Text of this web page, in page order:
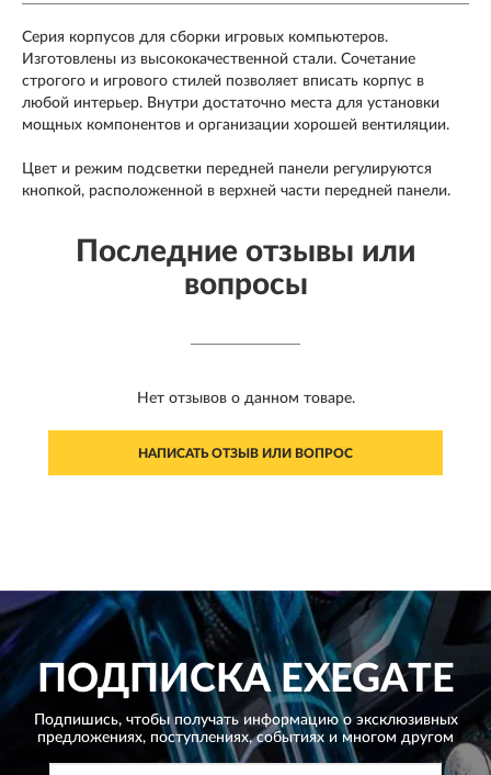
Серия корпусов для сборки игровых компьютеров.
Изготовлены из высококачественной стали. Сочетание
строгого и игрового стилей позволяет вписать корпус в
любой интерьер. Внутри достаточно места для установки
мощных компонентов и организации хорошей вентиляции.
Цвет и режим подсветки передней панели регулируются
кнопкой, расположенной в верхней части передней панели.
Последние отзывы или
вопросы
Нет отзывов о данном товаре.
НАПИСАТЬ ОТЗЫВ ИЛИ ВОПРОС
ПОДПИСКАEXEGATE
Подпишись, чтобы получать информацию о эксклюзивных
предложениях, поступлениях, событиях и многом другом